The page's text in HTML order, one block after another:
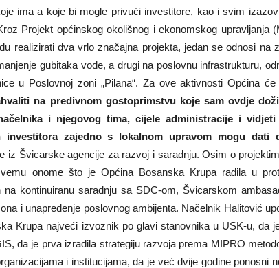
ima a koje bi mogle privući investitore, kao i svim
Projekt općinskog okolišnog i ekonomskog upravljanja
realizirati dva vrlo značajna projekta, jedan se odnosi na
gubitaka vode, a drugi na poslovnu infrastrukturu,
u Poslovnoj zoni „Pilana“. Za ove aktivnosti Općina će
na predivnom gostoprimstvu koje sam ovdje
i njegovog tima, cijele administracije i vidjeti
zajedno s lokalnom upravom mogu dati
iz Švicarske agencije za razvoj i saradnju. Osim o
onome što je Općina Bosanska Krupa radila u
kontinuiranu saradnju sa SDC-om, Švicarskom
i unapređenje poslovnog ambijenta. Načelnik Halitović
Krupa najveći izvoznik po glavi stanovnika u USK-u, da
da je prva izradila strategiju razvoja prema MIPRO
i institucijama, da je već dvije godine ponosni